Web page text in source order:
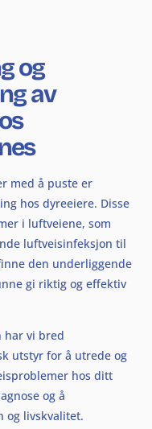
og
av
med å puste er
hos dyreeiere. Disse
i luftveiene, som
luftveisinfeksjon til
den underliggende
gi riktig og effektiv
har vi bred
utstyr for å utrede og
hos ditt
og å
og livskvalitet.